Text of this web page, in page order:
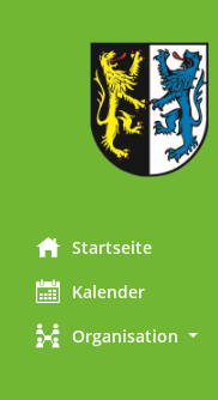
Startseite
Kalender
Organisation